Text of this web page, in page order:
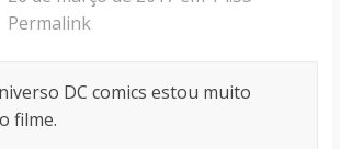
Permalink
DC comics estou muito
filme.